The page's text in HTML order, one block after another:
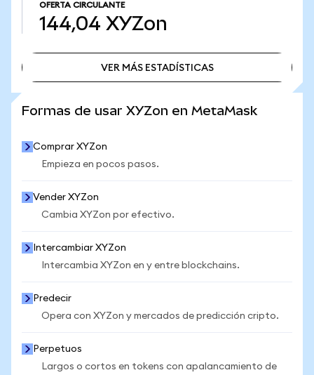
OFERTA CIRCULANTE
144,04 XYZon
VER MÁS ESTADÍSTICAS
Formas de usar XYZon en MetaMask
Comprar XYZon
Empieza en pocos pasos.
Vender XYZon
Cambia XYZon por efectivo.
Intercambiar XYZon
Intercambia XYZon en y entre blockchains.
Predecir
Opera con XYZon y mercados de predicción cripto.
Perpetuos
Largos o cortos en tokens con apalancamiento de